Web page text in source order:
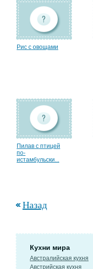
Рис с овощами
Пилав с птицей
по-
истамбульски...
Назад
Кухни мира
Австралийская кухня
Австрийская кухня